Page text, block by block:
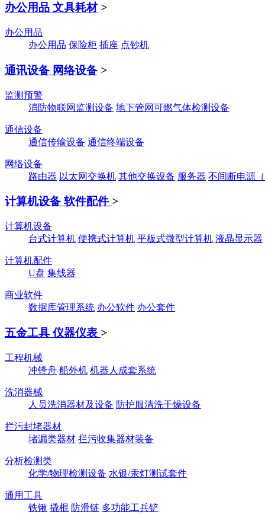
办公用品 文具耗材 >
办公用品
办公用品 保险柜 插座 点钞机
通讯设备 网络设备 >
监测预警
消防物联网监测设备 地下管网可燃气体检测设备
通信设备
通信传输设备 通信终端设备
网络设备
路由器 以太网交换机 其他交换设备 服务器 不间断电源
计算机设备 软件配件 >
计算机设备
台式计算机 便携式计算机 平板式微型计算机 液晶显示器
计算机配件
U盘 集线器
商业软件
数据库管理系统 办公软件 办公套件
五金工具 仪器仪表 >
工程机械
冲锋舟 船外机 机器人成套系统
洗消器械
人员洗消器材及设备 防护服清洗干燥设备
拦污封堵器材
堵漏类器材 拦污收集器材装备
分析检测类
化学/物理检测设备 水银/汞灯测试套件
通用工具
铁锹 撬棍 防滑链 多功能工兵铲